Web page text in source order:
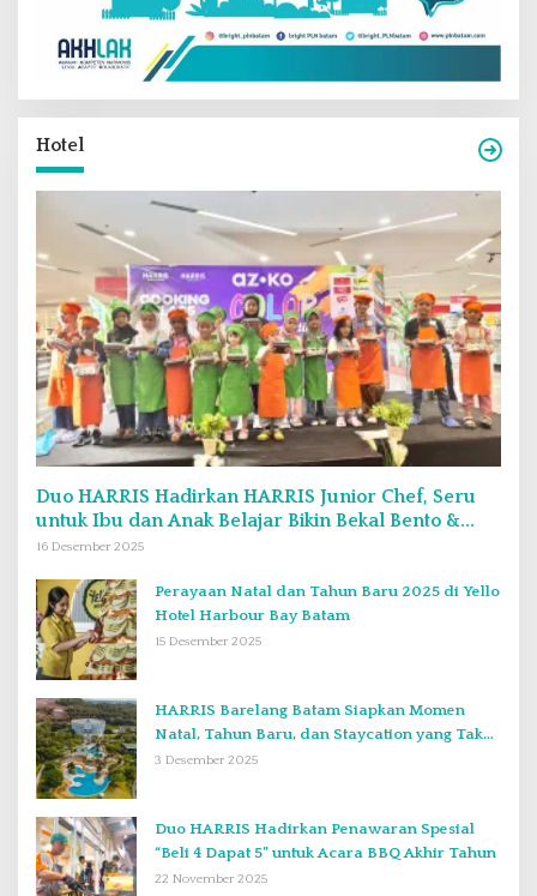
Hotel
Duo HARRIS Hadirkan HARRIS Junior Chef, Seru
untuk Ibu dan Anak Belajar Bikin Bekal Bento &
Kimbab
16 Desember 2025
Perayaan Natal dan Tahun Baru 2025 di Yello
Hotel Harbour Bay Batam
15 Desember 2025
HARRIS Barelang Batam Siapkan Momen
Natal, Tahun Baru, dan Staycation yang Tak
Terlupakan di Desember 2025
3 Desember 2025
Duo HARRIS Hadirkan Penawaran Spesial
“Beli 4 Dapat 5” untuk Acara BBQ Akhir Tahun
22 November 2025